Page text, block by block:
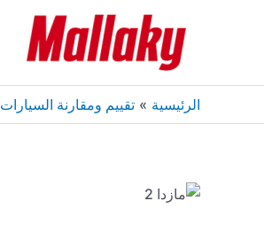
الرئيسية تقييم ومقارنة السيارات